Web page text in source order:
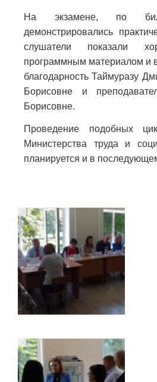
На экзамене, по
демонстрировались
слушатели показали
программным материалом и
благодарность Таймуразу
Борисовне и
Борисовне.
Проведение подобных
Министерства труда и
планируется и в